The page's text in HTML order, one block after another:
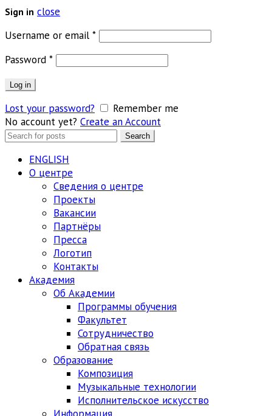
Sign in close
Username or email *Обязательно
Password *Обязательно
Log in
Lost your password?
Remember me
No account yet? Create an Account
Search
Search
ENGLISH
О центре
Сведения о центре
Проекты
Вакансии
Партнёры
Пресса
Логотип
Контакты
Академия
Об Академии
Программы обучения
Факультет
Сотрудничество
Обратная связь
Образование
Композиция
Музыкальные технологии
Исполнительское искусство